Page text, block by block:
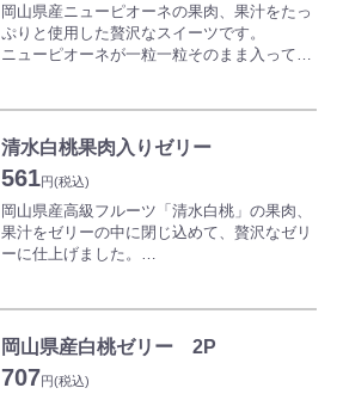
や膨満感を感じることがありますので、数枚
ずつ様子を見ながらお召し上がりください。
※本製品工場では、えび、かに、小麦、そ
ば、鶏肉、バナナ、豚肉、もも、りんご、大
豆を含む製品を製造しております。
岡山県産ニューピオーネの果肉、果汁をたっ
ぷりと使用した贅沢なスイーツです。
ニューピオーネが一粒一粒そのまま入ってお
1個150ｇと少し大きめサイズですが、カップ
のなかには大粒のニューピオーネがぎっしり
と詰められているので食べごたえは十分！
清水白桃果肉入りゼリー
561円(税込)
岡山県産高級フルーツ「清水白桃」の果肉、
果汁をゼリーの中に閉じ込めて、贅沢なゼリ
ーに仕上げました。
1個150ｇと少し大きめサイズですが、カップ
のなかには大粒の清水白桃がぎっしりと詰め
られているので食べごたえは十分！
岡山県産白桃ゼリー 2P
707円(税込)